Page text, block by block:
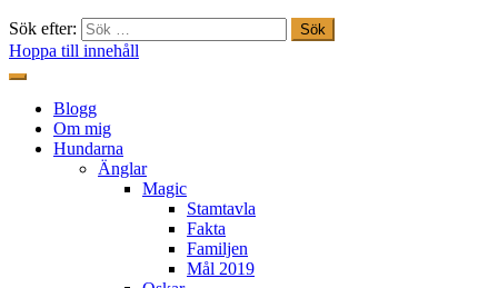
Sök efter:
Hoppa till innehåll
Freestylehundar.se
Blogg
Om mig
Hundarna
Änglar
Magic
Stamtavla
Fakta
Familjen
Mål 2019